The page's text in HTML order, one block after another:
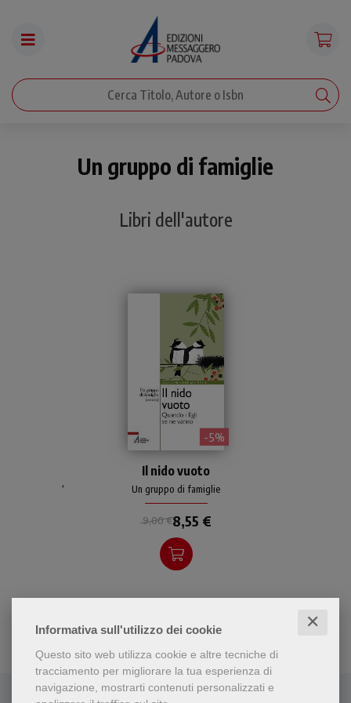
Informativa sull'utilizzo dei cookie ✕
Questo sito web utilizza cookie e altre tecniche di
tracciamento per migliorare la tua esperienza di
navigazione, mostrarti contenuti personalizzati e
Un gruppo di famiglie
Libri dell'autore
- 5%
solo, che desiderano
prepararsi al momento in cui
i figli se ne vanno di casa.
Come affrontare la
sindrome da nido vuoto sul
piano della fede in Dio e con
un precedente... in san
Il nido vuoto
,
Un gruppo di famiglie
9,00 €8,55 €